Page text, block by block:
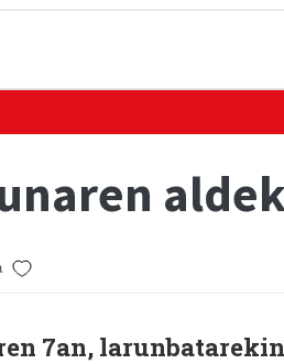
7an,